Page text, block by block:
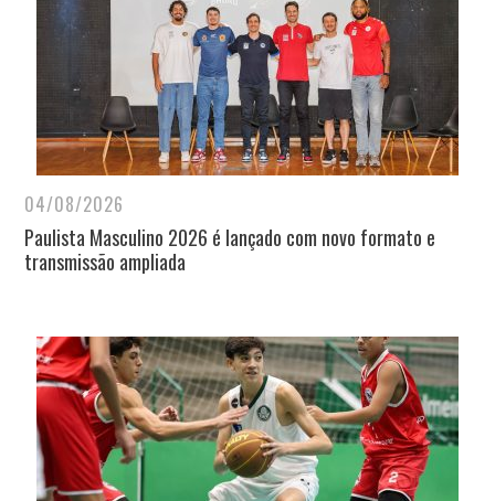
04/08/2026
Paulista Masculino 2026 é lançado com novo formato e
transmissão ampliada